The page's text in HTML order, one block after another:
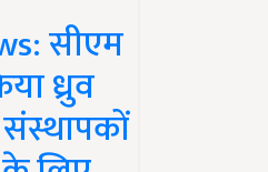
सीएम
ध्रुव